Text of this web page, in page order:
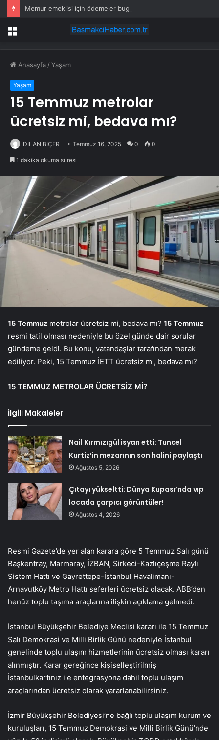
Menü
Anasayfa /Yaşam
Yaşam
15 Temmuz metrolar
ücretsiz mi, bedava mı?
DİLAN BİÇER Temmuz 16, 2025 0 0
1 dakika okuma süresi
15 Temmuz metrolar ücretsiz mi, bedava mı? 15 Temmuz
resmi tatil olması nedeniyle bu özel günde dair sorular
gündeme geldi. Bu konu, vatandaşlar tarafından merak
ediliyor. Peki, 15 Temmuz İETT ücretsiz mi, bedava mı?
15 TEMMUZ METROLAR ÜCRETSİZ Mİ?
İlgili Makaleler
Nail Kırmızıgül isyan etti: Tuncel
Kurtiz’in mezarının son halini paylaştı
Ağustos 5, 2026
Çıtayı yükseltti: Dünya Kupası’nda vıp
locada çarpıcı görüntüler!
Ağustos 4, 2026
Resmi Gazete’de yer alan karara göre 5 Temmuz Salı günü
Başkentray, Marmaray, İZBAN, Sirkeci-Kazlıçeşme Raylı
Sistem Hattı ve Gayrettepe-İstanbul Havalimanı-
Arnavutköy Metro Hattı seferleri ücretsiz olacak. ABB’den
henüz toplu taşıma araçlarına ilişkin açıklama gelmedi.
İstanbul Büyükşehir Belediye Meclisi kararı ile 15 Temmuz
Salı Demokrasi ve Milli Birlik Günü nedeniyle İstanbul
genelinde toplu ulaşım hizmetlerinin ücretsiz olması kararı
alınmıştır. Karar gereğince kişiselleştirilmiş
İstanbulkartınız ile entegrasyona dahil toplu ulaşım
araçlarından ücretsiz olarak yararlanabilirsiniz.
İzmir Büyükşehir Belediyesi’ne bağlı toplu ulaşım kurum ve
kuruluşları, 15 Temmuz Demokrasi ve Milli Birlik Günü’nde